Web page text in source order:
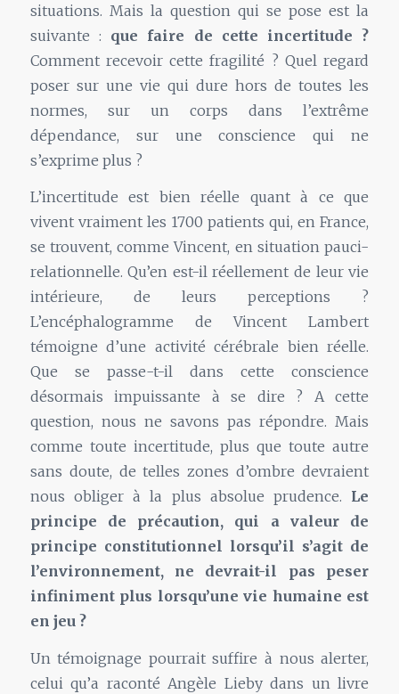
situations. Mais la question qui se pose est la
suivante : que faire de cette incertitude ?
Comment recevoir cette fragilité ? Quel regard
poser sur une vie qui dure hors de toutes les
normes, sur un corps dans l’extrême
dépendance, sur une conscience qui ne
s’exprime plus ?
L’incertitude est bien réelle quant à ce que
vivent vraiment les 1700 patients qui, en France,
se trouvent, comme Vincent, en situation pauci-
relationnelle. Qu’en est-il réellement de leur vie
intérieure, de leurs perceptions ?
L’encéphalogramme de Vincent Lambert
témoigne d’une activité cérébrale bien réelle.
Que se passe-t-il dans cette conscience
désormais impuissante à se dire ? A cette
question, nous ne savons pas répondre. Mais
comme toute incertitude, plus que toute autre
sans doute, de telles zones d’ombre devraient
nous obliger à la plus absolue prudence. Le
principe de précaution, qui a valeur de
principe constitutionnel lorsqu’il s’agit de
l’environnement, ne devrait-il pas peser
infiniment plus lorsqu’une vie humaine est
en jeu ?
Un témoignage pourrait suffire à nous alerter,
celui qu’a raconté Angèle Lieby dans un livre